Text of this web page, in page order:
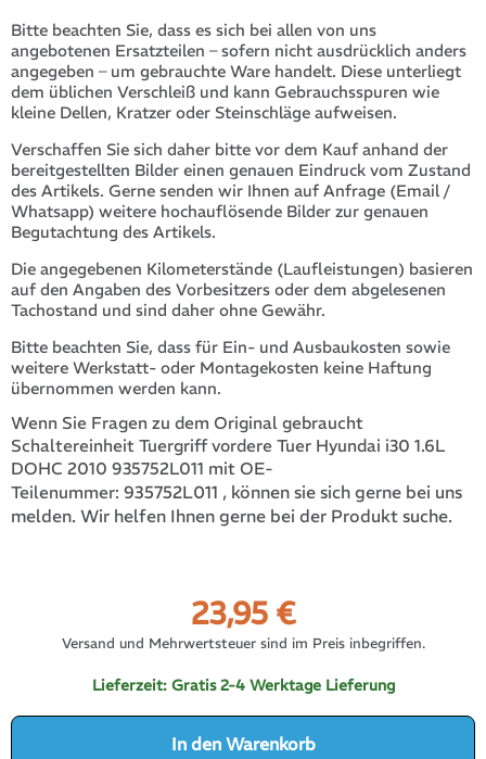
Bitte beachten Sie, dass es sich bei allen von uns
angebotenen Ersatzteilen – sofern nicht ausdrücklich anders
angegeben – um gebrauchte Ware handelt. Diese unterliegt
dem üblichen Verschleiß und kann Gebrauchsspuren wie
kleine Dellen, Kratzer oder Steinschläge aufweisen.
Verschaffen Sie sich daher bitte vor dem Kauf anhand der
bereitgestellten Bilder einen genauen Eindruck vom Zustand
des Artikels. Gerne senden wir Ihnen auf Anfrage (Email /
Whatsapp) weitere hochauflösende Bilder zur genauen
Begutachtung des Artikels.
Die angegebenen Kilometerstände (Laufleistungen) basieren
auf den Angaben des Vorbesitzers oder dem abgelesenen
Tachostand und sind daher ohne Gewähr.
Bitte beachten Sie, dass für Ein- und Ausbaukosten sowie
weitere Werkstatt- oder Montagekosten keine Haftung
übernommen werden kann.
Wenn Sie Fragen zu dem Original gebraucht
Schaltereinheit Tuergriff vordere Tuer Hyundai i30 1.6L
DOHC 2010 935752L011 mit OE-
Teilenummer: 935752L011 , können sie sich gerne bei uns
melden. Wir helfen Ihnen gerne bei der Produkt suche.
23,95 €
Versand und Mehrwertsteuer sind im Preis inbegriffen.
Lieferzeit: Gratis 2-4 Werktage Lieferung
In den Warenkorb